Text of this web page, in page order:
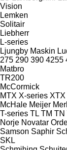
Vision
Lemken
Solitair
Liebherr
L-series
Ljungby Maskin
275 290 390 4255
Matbro
TR200
McCormick
MTX X-series XTX
McHale Meijer
T-series TL TM TN
Norje Novatar
Samson Saphir
SKL